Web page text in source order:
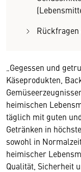
„Gegessen und
Käseprodukten,
heimischen
täglich mit guten
Getränken in
sowohl in
heimischer
Qualität, Sicherheit